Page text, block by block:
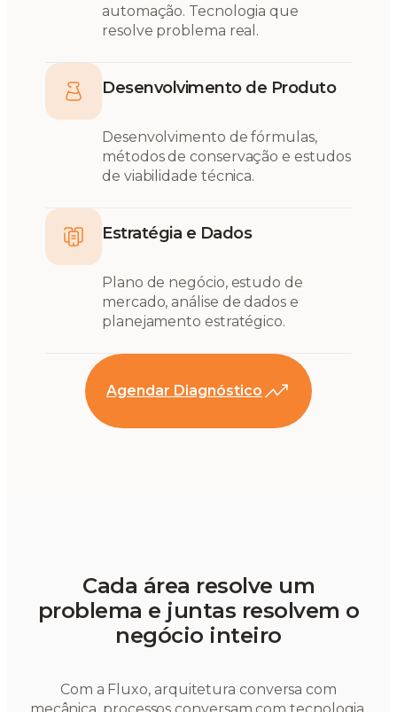
automação. Tecnologia que
resolve problema real.
Desenvolvimento de Produto
Desenvolvimento de fórmulas,
métodos de conservação e estudos
de viabilidade técnica.
Estratégia e Dados
Plano de negócio, estudo de
mercado, análise de dados e
planejamento estratégico.
Agendar Diagnóstico
Cada área resolve um
problema e juntas resolvem o
negócio inteiro
Com a Fluxo, arquitetura conversa com